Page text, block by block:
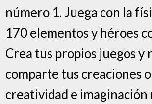
número 1. Juega con la
170 elementos y héroes
Crea tus propios juegos y
comparte tus creaciones
creatividad e imaginación